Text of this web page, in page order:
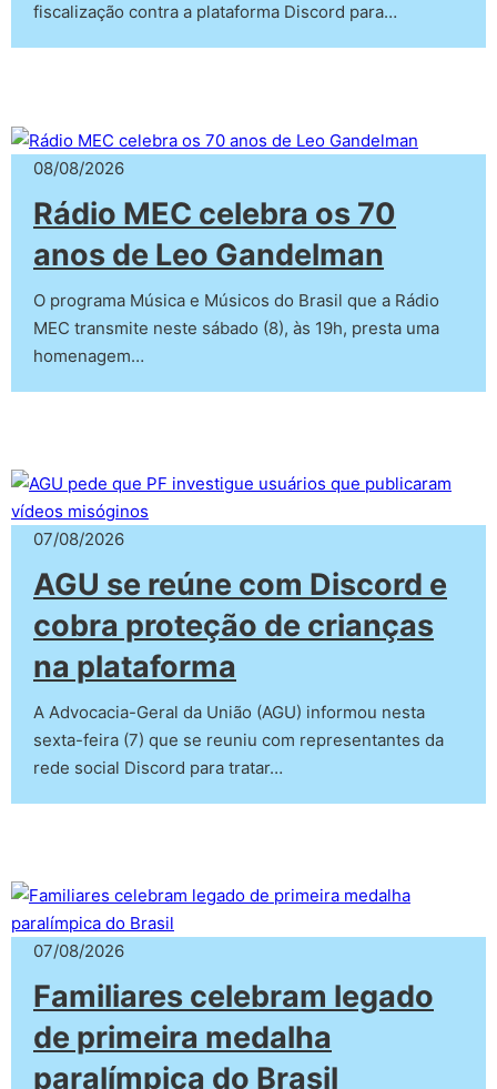
fiscalização contra a plataforma Discord para…
08/08/2026
Rádio MEC celebra os 70
anos de Leo Gandelman
O programa Música e Músicos do Brasil que a Rádio
MEC transmite neste sábado (8), às 19h, presta uma
homenagem…
07/08/2026
AGU se reúne com Discord e
cobra proteção de crianças
na plataforma
A Advocacia-Geral da União (AGU) informou nesta
sexta-feira (7) que se reuniu com representantes da
rede social Discord para tratar…
07/08/2026
Familiares celebram legado
de primeira medalha
paralímpica do Brasil